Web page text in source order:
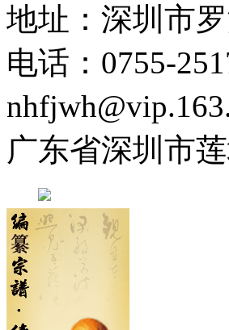
地址：深圳市
电话：0755-
广东省深圳市